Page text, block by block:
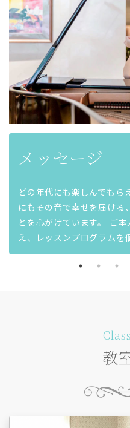
メッセージ
どの年代にも楽しんでもら
にもその音で幸せを届ける
とを心がけています。 ご
え、レッスンプログラムを
教